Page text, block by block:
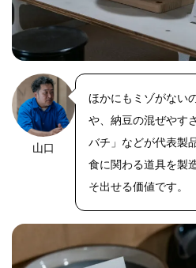
https://riseph
山口
ほかにもミゾがない
や、納豆の混ぜやす
バチ」などが代表製
食に関わる道具を製
そ出せる価値です。